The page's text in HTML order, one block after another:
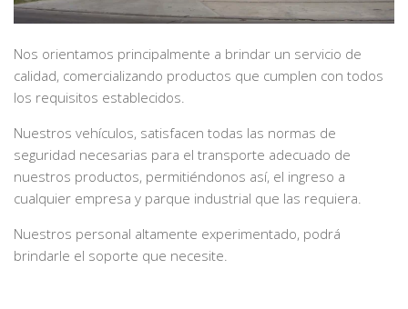
Nos orientamos principalmente a brindar un servicio de
calidad, comercializando productos que cumplen con todos
los requisitos establecidos.
Nuestros vehículos, satisfacen todas las normas de
seguridad necesarias para el transporte adecuado de
nuestros productos, permitiéndonos así, el ingreso a
cualquier empresa y parque industrial que las requiera.
Nuestros personal altamente experimentado, podrá
brindarle el soporte que necesite.